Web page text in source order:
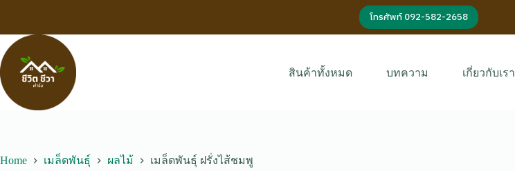
โทรศัพท์ 092-582-2658
สินค้าทั้งหมด บทความ เกี่ยวกับเรา
Home เมล็ดพันธุ์ ผลไม้ เมล็ดพันธุ์ ฝรั่งไส้ชมพู